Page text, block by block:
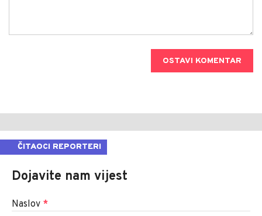
OSTAVI KOMENTAR
ČITAOCI REPORTERI
Dojavite nam vijest
Naslov *